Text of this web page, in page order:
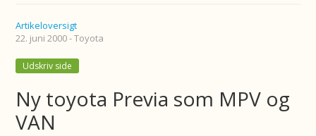
Artikeloversigt
22. juni 2000 - Toyota
Udskriv side
Ny toyota Previa som MPV og
VAN